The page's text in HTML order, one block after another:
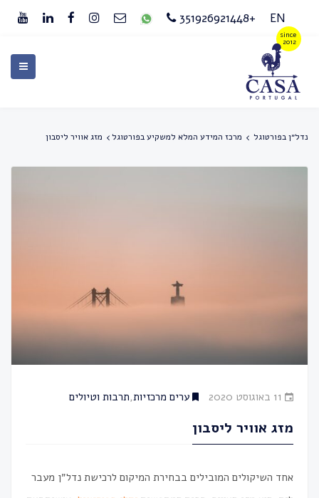
EN
+351926921448
נדל״ן בפורטוגל מרכז המידע המלא למשקיע בפורטוגל מזג אוויר ליסבון
11 באוגוסט 2020 ערים מרכזיות,תרבות וטיולים
מזג אוויר ליסבון
אחד השיקולים המובילים בבחירת המיקום לרכישת נדל״ן מעבר